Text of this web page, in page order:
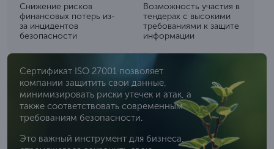
Снижение рисков
финансовых потерь из-
за инцидентов
безопасности
Возможность участия в
тендерах с высокими
требованиями к защите
информации
Сертификат ISO 27001 позволяет
компании защитить свои данные,
минимизировать риски утечек и атак, а
также соответствовать современным
требованиям безопасности.
Это важный инструмент для бизнеса,